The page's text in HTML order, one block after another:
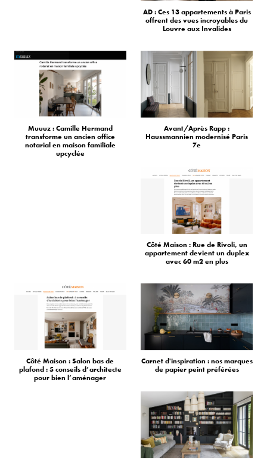
AD : Ces 13 appartements à Paris
offrent des vues incroyables du
Louvre aux Invalides
Muuuz : Camille Hermand
transforme un ancien office
notarial en maison familiale
upcyclée
Avant/Après Rapp :
Haussmannien modernisé Paris
7e
Côté Maison : Rue de Rivoli, un
appartement devient un duplex
avec 60 m2 en plus
Côté Maison : Salon bas de
plafond : 5 conseils d’architecte
pour bien l’aménager
Carnet d'inspiration : nos marques
de papier peint préférées